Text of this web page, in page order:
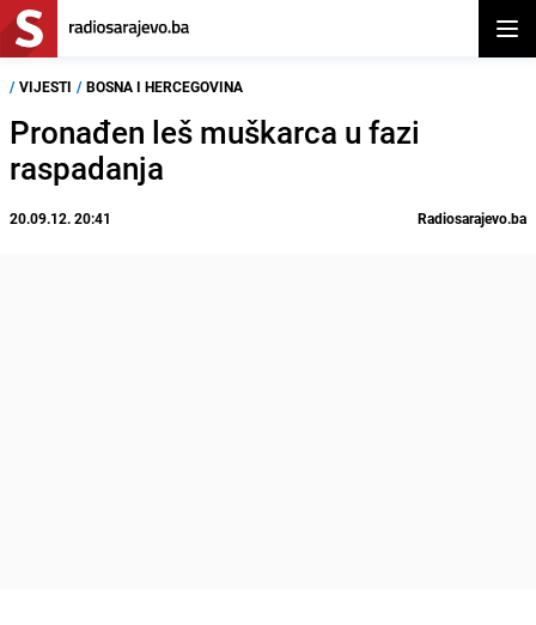
/ VIJESTI / BOSNA I HERCEGOVINA
Pronađen leš muškarca u fazi
raspadanja
20.09.12. 20:41 Radiosarajevo.ba